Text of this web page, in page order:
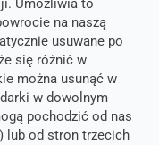
Umożliwia to
na naszą
usuwane po
się różnić w
można usunąć w
w dowolnym
pochodzić od nas
lub od stron trzecich